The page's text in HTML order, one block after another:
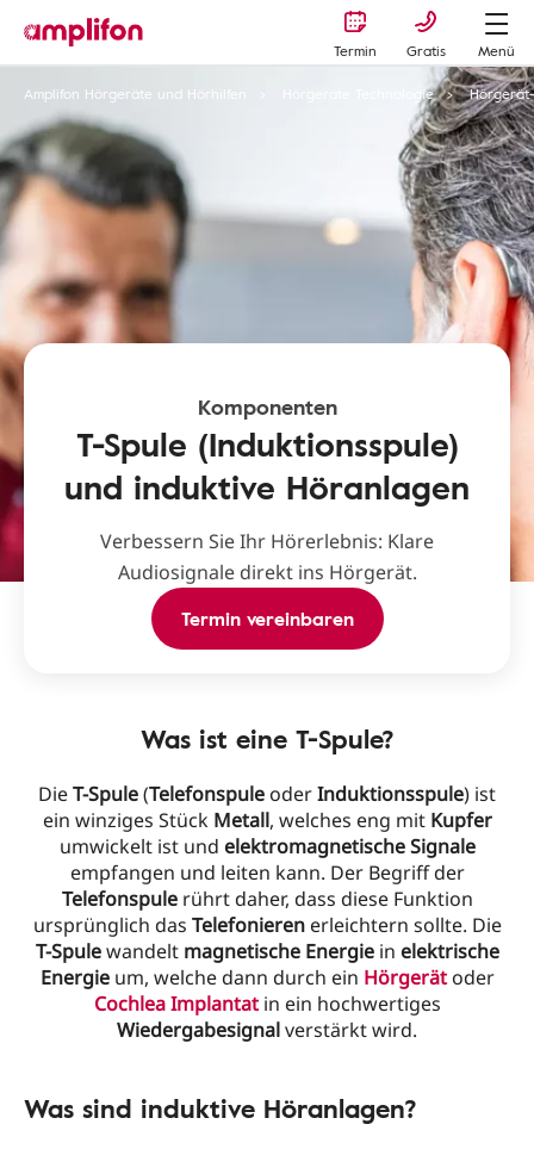
Termin Gratis
Menü
Amplifon Hörgeräte und Hörhilfen
Hörgeräte Technologie
Komponenten
T-Spule (Induktionsspule)
und induktive Höranlagen
Verbessern Sie Ihr Hörerlebnis: Klare
Audiosignale direkt ins Hörgerät.
Termin vereinbaren
Was ist eine T-Spule?
DieT-Spule(TelefonspuleoderInduktionsspule) ist
ein winziges Stück Metall, welches eng mit Kupfer
umwickelt ist und elektromagnetische Signale
empfangen und leiten kann. Der Begriff der
Telefonspulerührt daher, dass diese Funktion
ursprünglich das Telefonierenerleichtern sollte. Die
T-Spulewandelt magnetische Energiein elektrische
Energieum, welche dann durch ein Hörgerätoder
Cochlea Implantatin ein hochwertiges
Wiedergabesignalverstärkt wird.
Was sind induktive Höranlagen?